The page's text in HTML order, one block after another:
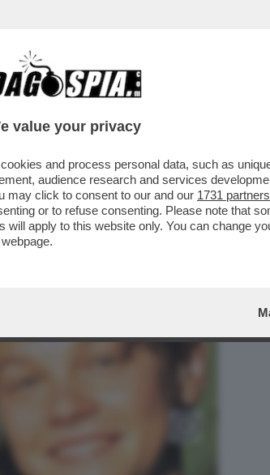
CRONACHE
DI AVERLO FATTO. MI
value your privacy
and process personal data, such as
audience research and services
may click to consent to our and our 1731 partners
or to refuse consenting. Please note that
apply to this website only. You can change